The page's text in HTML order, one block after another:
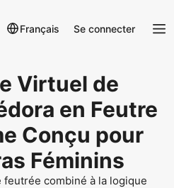
Français Se connecter
Virtuel de
en Feutre
Conçu pour
Féminins
feutrée combiné à la logique